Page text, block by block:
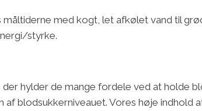
måltiderne med kogt, let afkølet vand til
styrke.
hylder de mange fordele ved at holde
af blodsukkerniveauet. Vores høje